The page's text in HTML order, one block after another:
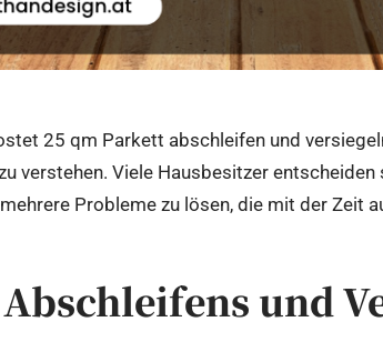
25 qm Parkett abschleifen und
verstehen. Viele Hausbesitzer
Probleme zu lösen, die mit der Zeit
und